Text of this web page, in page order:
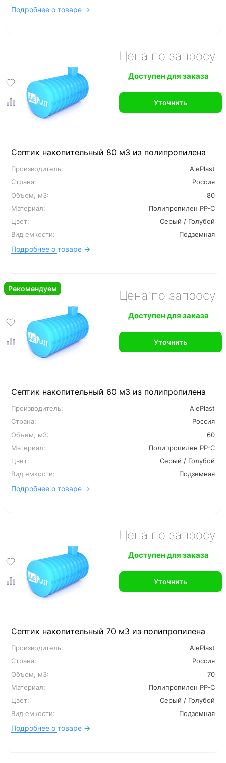
Подробнее о товаре →
Септик накопительный 80 м3 из полипропилена
Производитель:
AlePlast
Страна:
Россия
Объем, м3:
80
Материал:
Полипропилен PP-C
Цвет:
Серый / Голубой
Вид емкости:
Подземная
Подробнее о товаре →
Цена по запросу
Доступен для заказа
Уточнить
Септик накопительный 60 м3 из полипропилена
Производитель:
AlePlast
Страна:
Россия
Объем, м3:
60
Материал:
Полипропилен PP-C
Цвет:
Серый / Голубой
Вид емкости:
Подземная
Подробнее о товаре →
Цена по запросу
Рекомендуем
Доступен для заказа
Уточнить
Септик накопительный 70 м3 из полипропилена
Производитель:
AlePlast
Страна:
Россия
Объем, м3:
70
Материал:
Полипропилен PP-C
Цвет:
Серый / Голубой
Вид емкости:
Подземная
Подробнее о товаре →
Цена по запросу
Доступен для заказа
Уточнить